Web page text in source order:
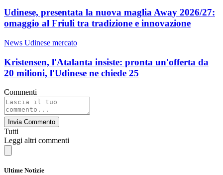
Udinese, presentata la nuova maglia Away 2026/27:
omaggio al Friuli tra tradizione e innovazione
News Udinese mercato
Kristensen, l'Atalanta insiste: pronta un'offerta da
20 milioni, l'Udinese ne chiede 25
Commenti
Invia Commento
Tutti
Leggi altri commenti
Ultime Notizie